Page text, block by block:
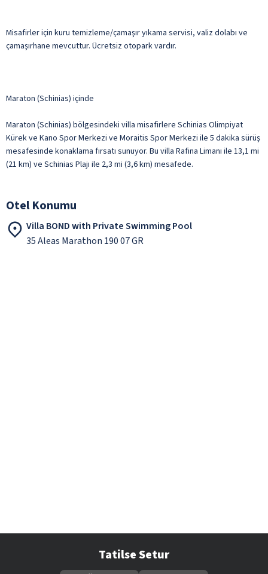
Misafirler için kuru temizleme/çamaşır yıkama servisi, valiz dolabı ve
çamaşırhane mevcuttur. Ücretsiz otopark vardır.
Maraton (Schinias) içinde
Maraton (Schinias) bölgesindeki villa misafirlere Schinias Olimpiyat
Kürek ve Kano Spor Merkezi ve Moraitis Spor Merkezi ile 5 dakika sürüş
mesafesinde konaklama fırsatı sunuyor. Bu villa Rafina Limanı ile 13,1 mi
(21 km) ve Schinias Plajı ile 2,3 mi (3,6 km) mesafede.
Otel Konumu
Villa BOND with Private Swimming Pool
35 Aleas Marathon 190 07 GR
Tatilse Setur